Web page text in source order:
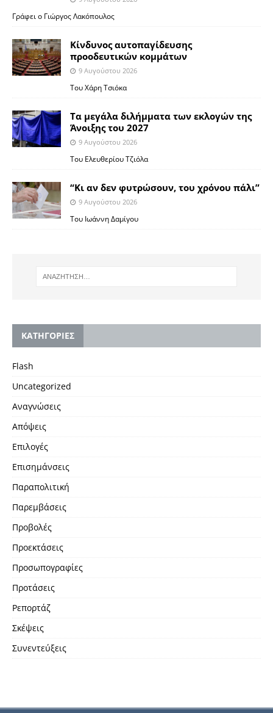
Γράφει ο Γιώργος Λακόπουλος
Κίνδυνος αυτοπαγίδευσης
προοδευτικών κομμάτων
9 Αυγούστου 2026
Του Χάρη Τσιόκα
Τα μεγάλα διλήμματα των εκλογών της
Άνοιξης του 2027
9 Αυγούστου 2026
Του Ελευθερίου Τζιόλα
“Κι αν δεν φυτρώσουν, του χρόνου πάλι”
9 Αυγούστου 2026
Toυ Ιωάννη Δαμίγου
KΑΤΗΓΟΡΙΕΣ
Flash
Uncategorized
Αναγνώσεις
Απόψεις
Επιλογές
Επισημάνσεις
Παραπολιτική
Παρεμβάσεις
Προβολές
Προεκτάσεις
Προσωπογραφίες
Προτάσεις
Ρεπορτάζ
Σκέψεις
Συνεντεύξεις